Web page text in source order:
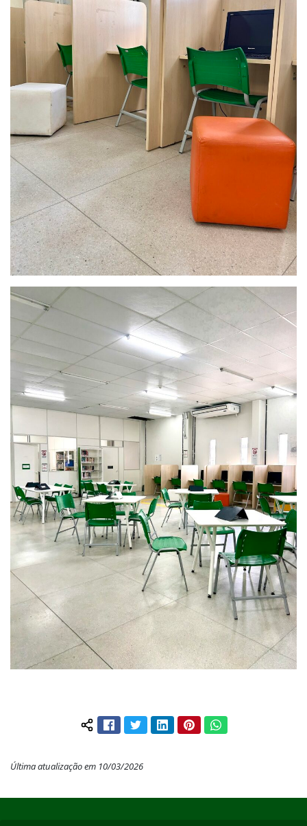
Compartilhar conteúdo:
FacebookTwitterLinkedInPinterestWhatsApp
Última atualização em 10/03/2026